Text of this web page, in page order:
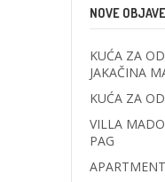
NOVE OBJAVE
KUĆA ZA
JAKAČINA
KUĆA ZA
VILLA
PAG